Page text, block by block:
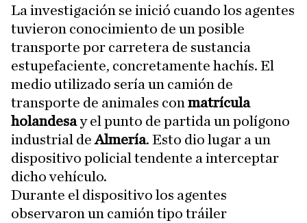
La investigación se inició cuando los agentes
tuvieron conocimiento de un posible
transporte por carretera de sustancia
estupefaciente, concretamente hachís. El
medio utilizado sería un camión de
transporte de animales con matrícula
holandesay el punto de partida un polígono
industrial deAlmería. Esto dio lugar a un
dispositivo policial tendente a interceptar
dicho vehículo.
Durante el dispositivo los agentes
observaron un camión tipo tráiler